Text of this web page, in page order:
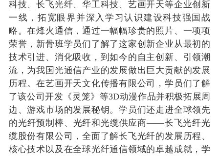
科技、长飞光纤、华工科技、艺画开天等企业创新
一线，拓宽眼界并深入学习认识建设科技强国战
略。在烽火通信，通过一幅幅珍贵的照片、一项项
荣誉，新骨班学员们了解了这家创新企业从最初的
技术引进、消化吸收，到如今的自主创新、引领潮
流，为我国光通信产业的发展做出巨大贡献的发展
历程。在艺画开天文化传播有限公司，学员们了解
了该公司开发《灵笼》等3D动漫作品并积极拓展周
边、游戏市场的发展秘钥。学员们还走进全球领先
的光纤预制棒、光纤和光缆供应商——长飞光纤光
缆股份有限公司，全面了解长飞光纤的发展历程、
核心技术以及在全球光纤通信领域的卓越成就，学